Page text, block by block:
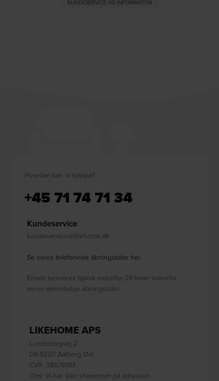
KUNDESERVICE OG INFORMATION
Hvordan kan vi hjælpe?
+45 71 74 71 34
Kundeservice
kundeservice@likehome.dk
Se vores telefoniske åbningstider her.
Emails besvares typisk indenfor 24 timer indenfor
vores almindelige åbningstider.
LIKEHOME APS
Lundeborgvej 2
DK-9220 Aalborg Øst
CVR: 38076183
Obs: Vi har ikke showroom på adressen